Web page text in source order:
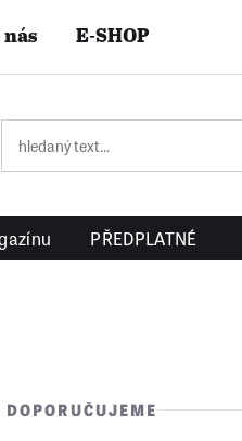
E-SHOP
PŘEDPLATNÉ
DOPORUČUJEME